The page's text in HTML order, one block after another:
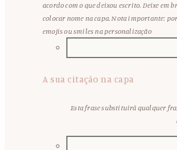
acordo com o que deixou escrito. Deixe em
colocar nome na capa. Nota importante:
emojis ou smiles na personalização
A sua citação na capa
Esta frase substituirá qualquer